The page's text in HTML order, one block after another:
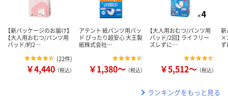
【新パッケージのお届け】
【大人用おむつ/パンツ用
パッド/約2…
(22件)
￥4,440 （税込）
アテント 紙パンツ用パッ
ド ぴったり超安心 大王製
紙株式会社…
￥1,380～ （税込）
【大人用おむつ/パンツ用
パッド/2回】 ライフリー
ズレずに…
￥5,512～ （税込）
×
ランキングをもっと見る